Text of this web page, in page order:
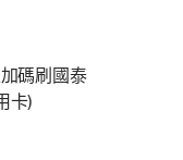
碼刷國泰
卡)